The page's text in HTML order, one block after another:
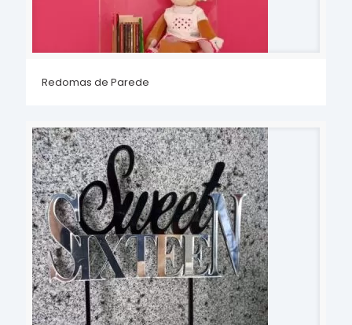
Redomas de Parede